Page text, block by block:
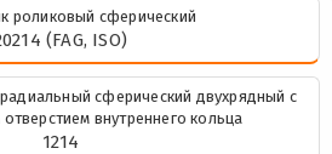
роликовый сферический
(FAG, ISO)
сферический двухрядный с
внутреннего кольца
1214